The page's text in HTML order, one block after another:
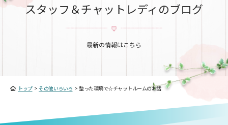
スタッフ＆チャットレディのブログ
最新の情報はこちら
トップ> その他いろいろ > 整った環境で☆チャットルームのお話